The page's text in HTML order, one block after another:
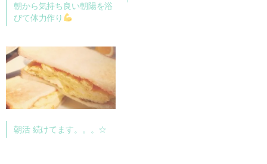
朝から気持ち良い朝陽を浴
びて体力作り
朝活 続けてます。。。☆